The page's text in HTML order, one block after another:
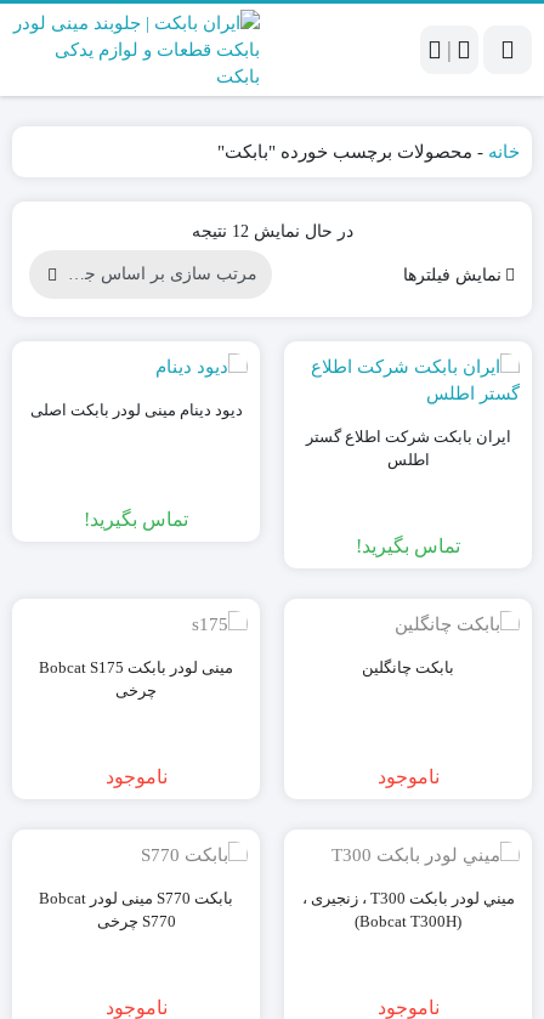
|
خانه - محصولات برچسب خورده "بابکت"
در حال نمایش 12 نتیجه
latest
نمایش فیلترها
ایران بابکت شرکت اطلاع گستر
اطلس
تماس بگیرید!
دیود دینام مینی لودر بابکت اصلی
تماس بگیرید!
بابکت چانگلین
ناموجود
مینی لودر بابکت Bobcat S175
چرخی
ناموجود
ميني لودر بابکت T300 ، زنجیری ،
(Bobcat T300H)
ناموجود
بابکت S770 مینی لودر Bobcat
S770 چرخی
ناموجود